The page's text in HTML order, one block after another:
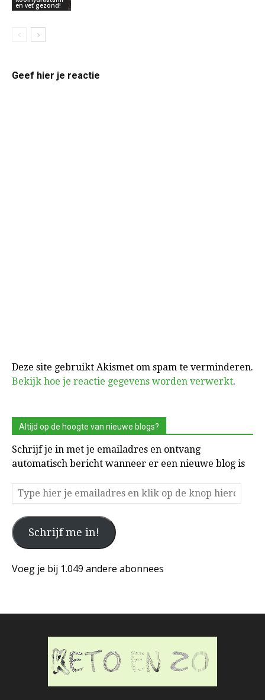
en vet gezond!
Geef hier je reactie
Deze site gebruikt Akismet om spam te verminderen.
Bekijk hoe je reactie gegevens worden verwerkt.
Altijd op de hoogte van nieuwe blogs?
Schrijf je in met je emailadres en ontvang
automatisch bericht wanneer er een nieuwe blog is
Type
hier
je
emailadres
en
op
hieronder
Schrijf me in!
Voeg je bij 1.049 andere abonnees